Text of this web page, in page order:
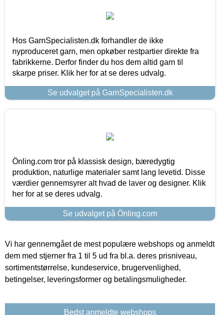
Hos GarnSpecialisten.dk forhandler de ikke
nyproduceret garn, men opkøber restpartier direkte fra
fabrikkerne. Derfor finder du hos dem altid garn til
skarpe priser. Klik her for at se deres udvalg.
Se udvalget på GarnSpecialisten.dk
Önling.com tror på klassisk design, bæredygtig
produktion, naturlige materialer samt lang levetid. Disse
værdier gennemsyrer alt hvad de laver og designer. Klik
her for at se deres udvalg.
Se udvalget på Önling.com
Vi har gennemgået de mest populære webshops og anmeldt
dem med stjerner fra 1 til 5 ud fra bl.a. deres prisniveau,
sortimentstørrelse, kundeservice, brugervenlighed,
betingelser, leveringsformer og betalingsmuligheder.
Bedst anmeldte webshops